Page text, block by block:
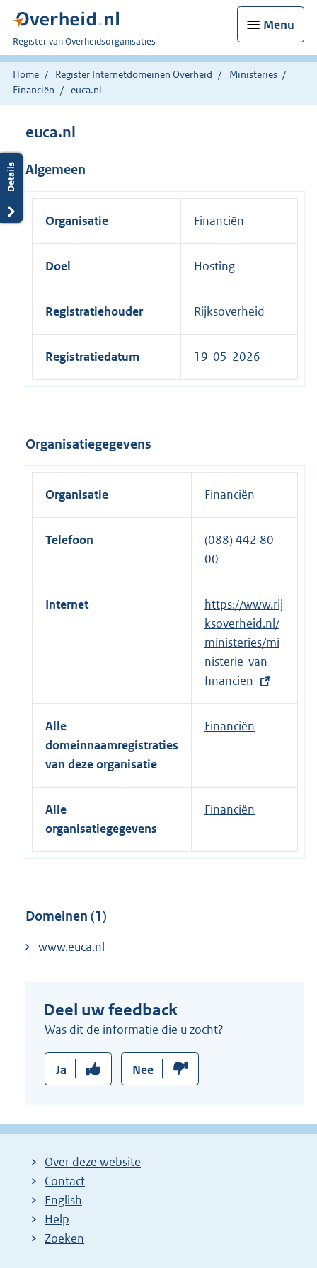
Menu
U
bent
nu
hier:
Register van Overheidsorganisaties
Home Register Internetdomeinen Overheid
Ministeries
Financiën
euca.nl
euca.nl
Algemeen
Organisatie Financiën
Doel Hosting
Registratiehouder Rijksoverheid
Registratiedatum 19-05-2026
Organisatiegegevens
Organisatie Financiën
Telefoon
(088) 442 80
00
Internet
E
x
t
e
r
n
e
:
https://www.rij
ksoverheid.nl/
ministeries/mi
nisterie-van-
financien
Alle
domeinnaamregistraties
van deze organisatie
Financiën
Alle
organisatiegegevens
Financiën
Domeinen (1)
www.euca.nl
Deel uw feedback
Was dit de informatie die u zocht?
Ja Nee
Over deze website
Contact
English
Help
Zoeken